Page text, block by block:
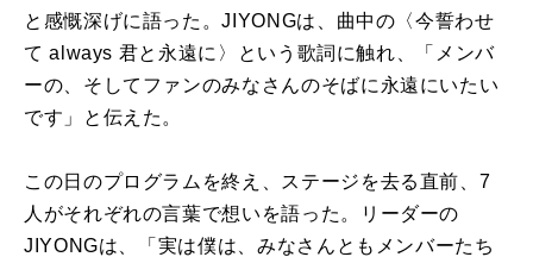
と感慨深げに語った。JIYONGは、曲中の〈今誓わせ
て always 君と永遠に〉という歌詞に触れ、「メンバ
ーの、そしてファンのみなさんのそばに永遠にいたい
です」と伝えた。
この日のプログラムを終え、ステージを去る直前、7
人がそれぞれの言葉で想いを語った。リーダーの
JIYONGは、「実は僕は、みなさんともメンバーたち